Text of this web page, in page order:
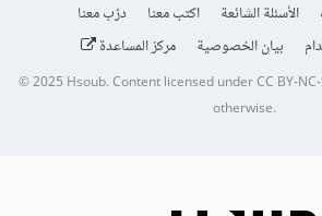
الأسئلة الشائعة اكتب معنا
درّب معنا
بيان الخصوصية مركز المساعدة
© 2025Hsoub.Content licensed underCC BY-
otherwise.